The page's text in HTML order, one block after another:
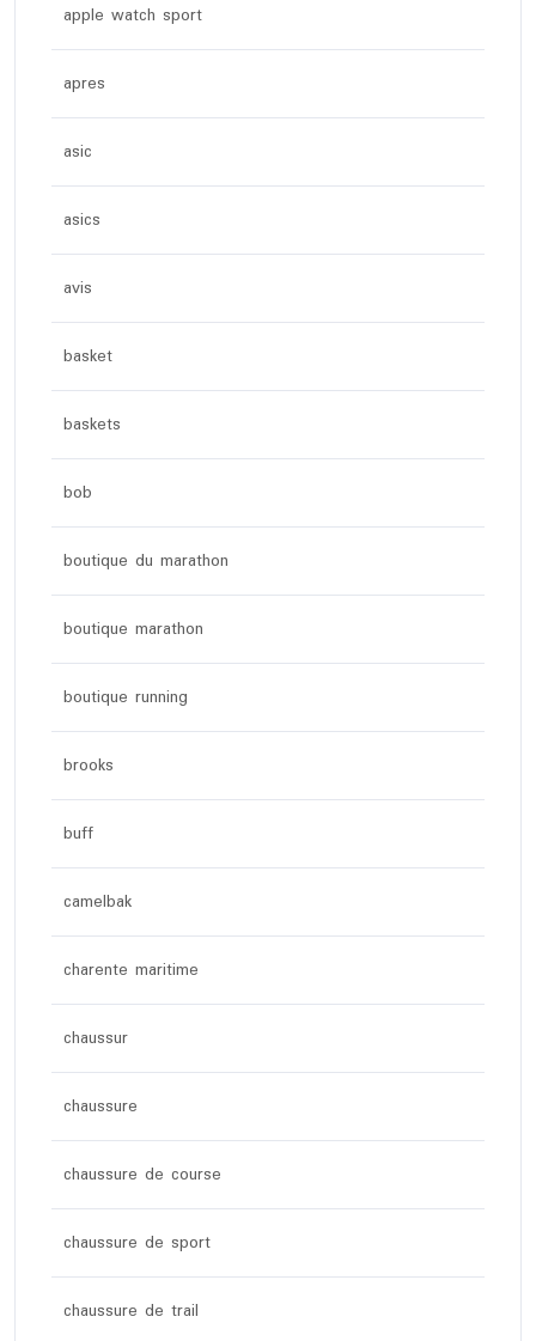
apple watch sport
apres
asic
asics
avis
basket
baskets
bob
boutique du marathon
boutique marathon
boutique running
brooks
buff
camelbak
charente maritime
chaussur
chaussure
chaussure de course
chaussure de sport
chaussure de trail